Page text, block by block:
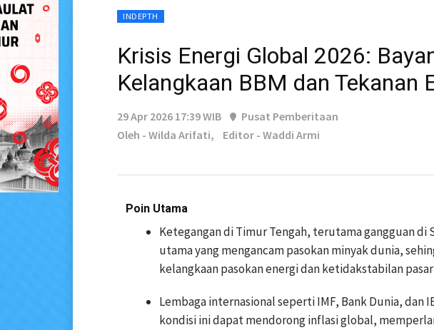
INDEPTH
Krisis Energi Global 2026:
Kelangkaan BBM dan Tekanan
29 Apr 2026 17:39 WIB
Pusat Pemberitaan
Oleh - Wilda Arifati,
Editor - Waddi Armi
Poin Utama
Ketegangan di Timur Tengah, terutama gangguan
utama yang mengancam pasokan minyak dunia,
kelangkaan pasokan energi dan ketidakstabilan
Lembaga internasional seperti IMF, Bank Dunia, dan
kondisi ini dapat mendorong inflasi global,